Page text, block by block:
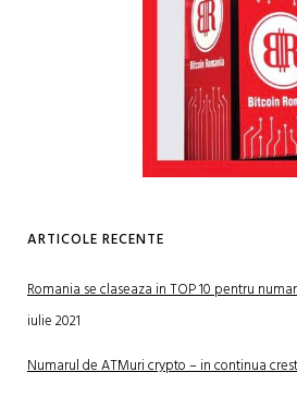
ARTICOLE RECENTE
Romania se claseaza in TOP 10 pentru
iulie 2021
Numarul de ATMuri crypto – in continua